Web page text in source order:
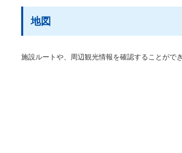
地図
施設ルートや、周辺観光情報を確認することができ